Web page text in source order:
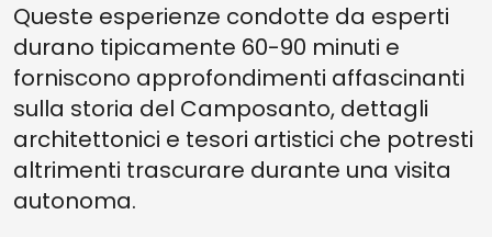
Queste esperienze condotte da esperti
durano tipicamente 60-90 minuti e
forniscono approfondimenti affascinanti
sulla storia del Camposanto, dettagli
architettonici e tesori artistici che potresti
altrimenti trascurare durante una visita
autonoma.